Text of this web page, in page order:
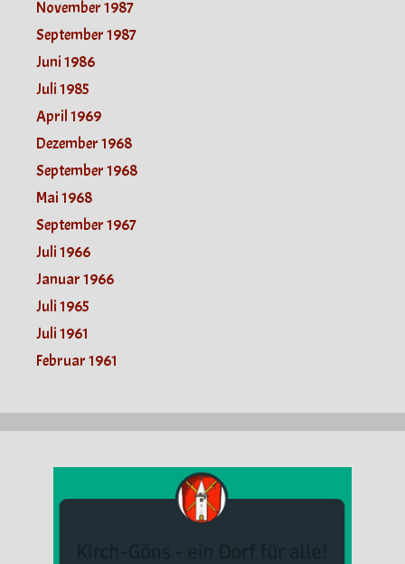
November 1987
September 1987
Juni 1986
Juli 1985
April 1969
Dezember 1968
September 1968
Mai 1968
September 1967
Juli 1966
Januar 1966
Juli 1965
Juli 1961
Februar 1961